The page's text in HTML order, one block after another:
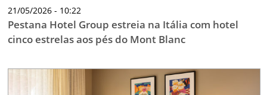
21/05/2026 - 10:22
Pestana Hotel Group estreia na Itália com hotel
cinco estrelas aos pés do Mont Blanc